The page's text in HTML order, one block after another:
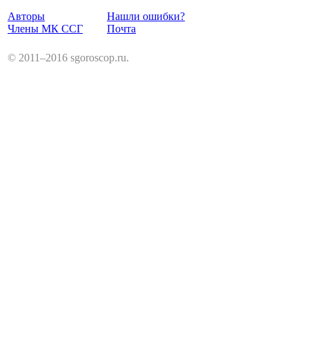
Авторы
Члены МК ССГ
Нашли ошибки?
Почта
© 2011–2016 sgoroscop.ru.